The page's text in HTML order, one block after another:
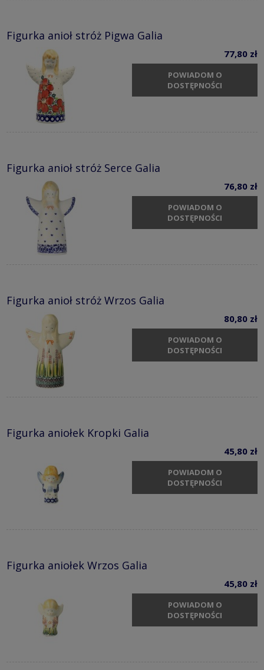
Figurka anioł stróż Pigwa Galia
77,80 zł
POWIADOM O
DOSTĘPNOŚCI
Figurka anioł stróż Serce Galia
76,80 zł
POWIADOM O
DOSTĘPNOŚCI
Figurka anioł stróż Wrzos Galia
80,80 zł
POWIADOM O
DOSTĘPNOŚCI
Figurka aniołek Kropki Galia
45,80 zł
POWIADOM O
DOSTĘPNOŚCI
Figurka aniołek Wrzos Galia
45,80 zł
POWIADOM O
DOSTĘPNOŚCI